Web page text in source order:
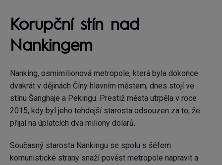
Korupční stín nad
Nankingem
Nanking, osmimilionová metropole, která byla dokonce
dvakrát v dějinách Číny hlavním městem, dnes stojí ve
stínu Šanghaje a Pekingu. Prestiž města utrpěla v roce
2015, kdy byl jeho tehdejší starosta odsouzen za to, že
přijal na úplatcích dva miliony dolarů.
Současný starosta Nankingu se spolu s šéfem
komunistické strany snaží pověst metropole napravit a